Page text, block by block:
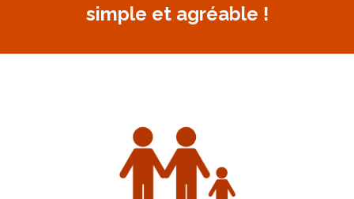
simple et agréable !